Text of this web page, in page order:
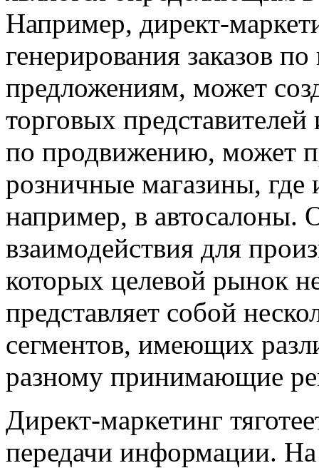
Например, директ-
генерирования заказов
предложениям, может
торговых
по продвижению, может
розничные магазины, где
например, в автосалоны.
взаимодействия для
которых целевой рынок
представляет собой
сегментов, имеющих
разному принимающие
Директ-маркетинг
передачи информации.